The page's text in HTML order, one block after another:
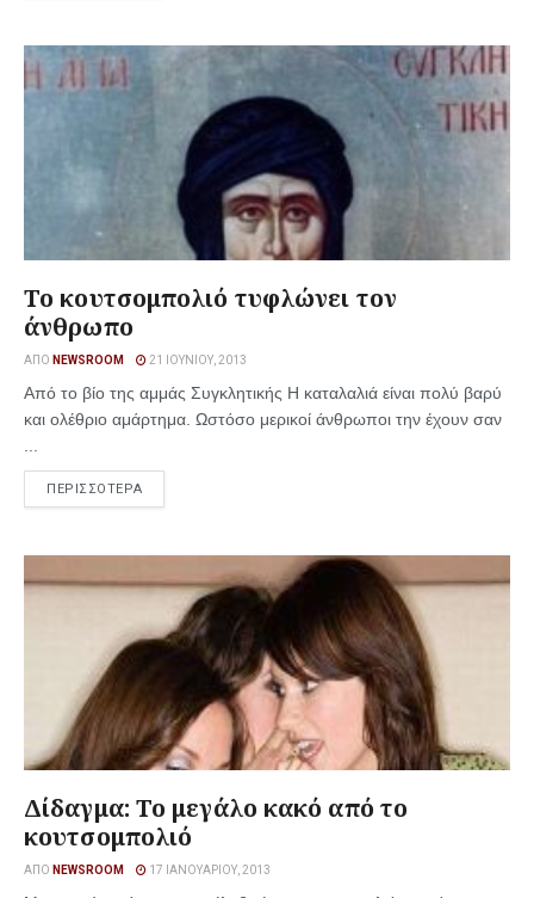
Το κουτσομπολιό τυφλώνει τον
άνθρωπο
ΑΠΌ NEWSROOM 21 ΙΟΥΝΊΟΥ, 2013
Από το βίο της αμμάς Συγκλητικής Η καταλαλιά είναι πολύ βαρύ
και ολέθριο αμάρτημα. Ωστόσο μερικοί άνθρωποι την έχουν σαν
ΠΕΡΙΣΣΟΤΕΡΑ
Δίδαγμα: Το μεγάλο κακό από το
κουτσομπολιό
ΑΠΌ NEWSROOM 17 ΙΑΝΟΥΑΡΊΟΥ, 2013